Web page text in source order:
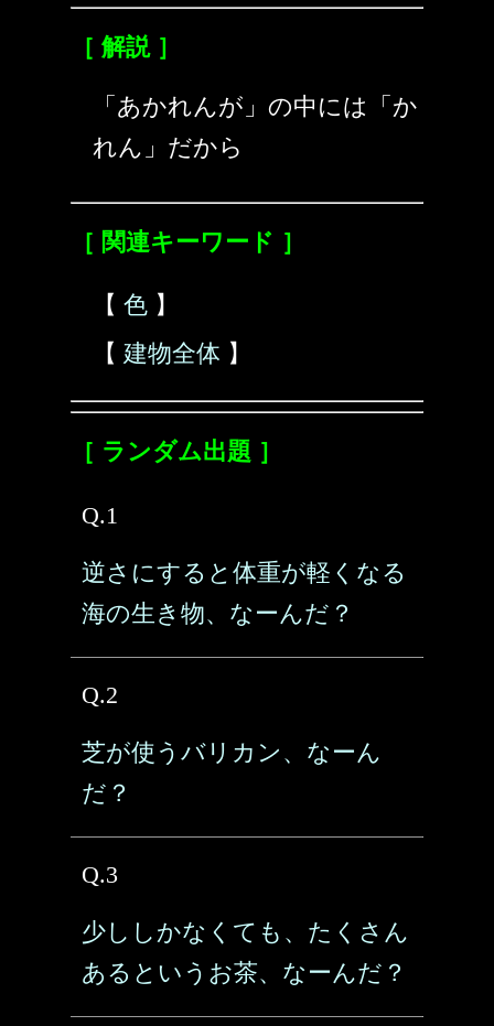
［ 解説 ］
「あかれんが」の中には「か
れん」だから
［ 関連キーワード ］
【 色 】
【 建物全体 】
［ ランダム出題 ］
Q.1
逆さにすると体重が軽くなる
海の生き物、なーんだ？
Q.2
芝が使うバリカン、なーん
だ？
Q.3
少ししかなくても、たくさん
あるというお茶、なーんだ？